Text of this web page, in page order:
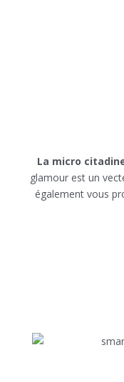
La micro
glamour est un
également vous